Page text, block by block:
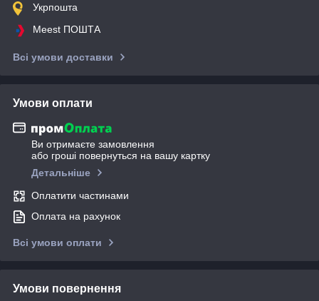
Укрпошта
Meest ПОШТА
Всі умови доставки
Умови оплати
Ви отримаєте замовлення
або гроші повернуться на вашу картку
Детальніше
Оплатити частинами
Оплата на рахунок
Всі умови оплати
Умови повернення